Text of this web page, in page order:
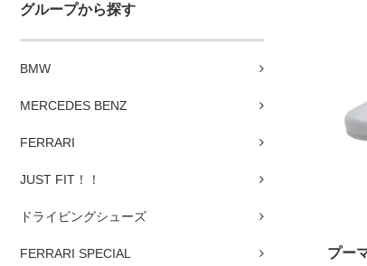
グループから探す
BMW
MERCEDES BENZ
FERRARI
JUST FIT！！
ドライビングシューズ
FERRARI SPECIAL
プー